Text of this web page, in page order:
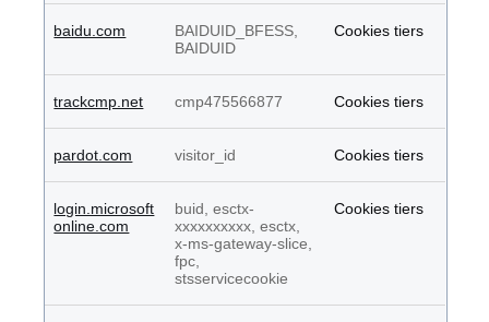
baidu.com
BAIDUID_BFESS,
BAIDUID
Cookies tiers
trackcmp.net cmp475566877 Cookies tiers
pardot.com visitor_id Cookies tiers
login.microsoft
online.com
buid, esctx-
xxxxxxxxxx, esctx,
x-ms-gateway-slice,
fpc,
stsservicecookie
Cookies tiers